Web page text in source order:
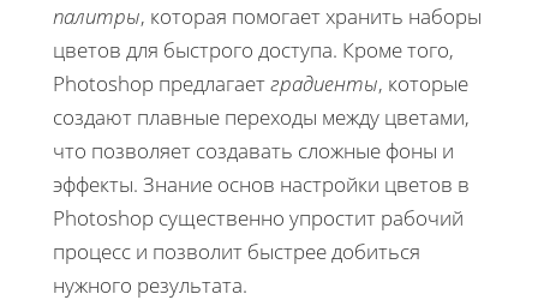
палитры, которая помогает хранить наборы
цветов для быстрого доступа. Кроме того,
Photoshop предлагаетградиенты, которые
создают плавные переходы между цветами,
что позволяет создавать сложные фоны и
эффекты. Знание основ настройки цветов в
Photoshop существенно упростит рабочий
процесс и позволит быстрее добиться
нужного результата.